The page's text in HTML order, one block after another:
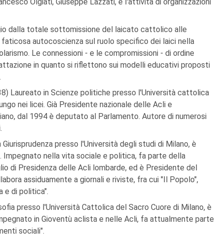
dalla totale sottomissione del laicato cattolico alle
autocoscienza sul ruolo specifico dei laici nella
Le connessioni - e le compromissioni - di ordine
in quanto si riflettono sui modelli educativi proposti
Laureato in Scienze politiche presso l'Università cattolica
nei licei. Già Presidente nazionale delle Acli e
dal 1994 è deputato al Parlamento. Autore di numerosi
presso l'Università degli studi di Milano, è
Impegnato nella vita sociale e politica, fa parte della
di Presidenza delle Acli lombarde, ed è Presidente del
assiduamente a giornali e riviste, fra cui "Il Popolo",
e di politica".
presso l'Università Cattolica del Sacro Cuore di Milano, è
in Gioventù aclista e nelle Acli, fa attualmente parte
sociali".